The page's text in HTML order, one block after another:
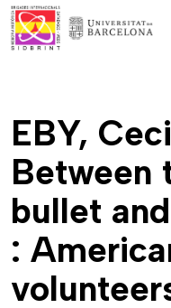
EBY,
Between
bullet
: